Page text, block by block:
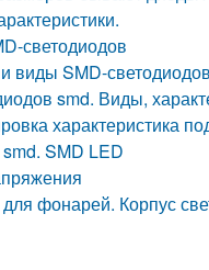
светодиодов
виды SMD-светодиодов
smd. Виды,
характеристика
SMD LED
фонарей. Корпус